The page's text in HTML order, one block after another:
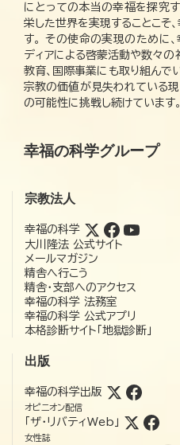
にとっての本当の幸福を探究
栄した世界を実現することこそ
す。 その使命の実現のために
ディアによる啓蒙活動や数々の
教育、国際事業にも取り組んで
宗教の価値が見失われている
の可能性に挑戦し続けています。
幸福の科学グループ
宗教法人
幸福の科学
大川隆法 公式サイト
メールマガジン
精舎へ行こう
精舎・支部へのアクセス
幸福の科学 法務室
幸福の科学 公式アプリ
本格診断サイト「地獄診断」
出版
幸福の科学出版
オピニオン配信
「ザ・リバティWeb」
女性誌